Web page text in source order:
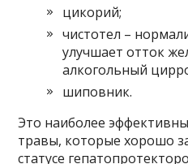
цикорий;
чистотел –
улучшает отток
алкогольный
шиповник.
Это наиболее
травы, которые хорошо
статусе